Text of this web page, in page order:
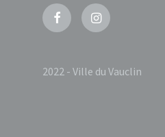
FacebookInstagram
2022 - Ville du Vauclin